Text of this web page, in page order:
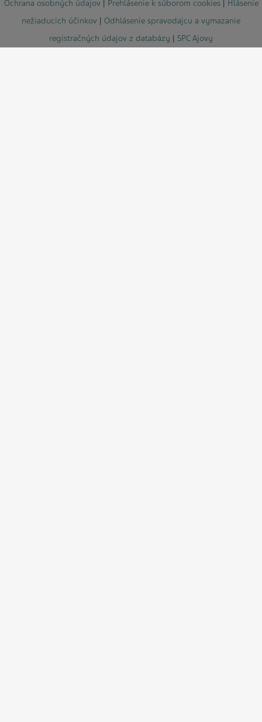
Ochrana osobných údajov| Prehlásenie k súborom cookies|
Hlásenie
nežiaducich účinkov | Odhlásenie spravodajcu a vymazanie
registračných údajov z databázy | SPC Ajovy